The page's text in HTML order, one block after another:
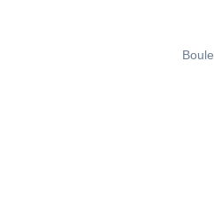
Boule